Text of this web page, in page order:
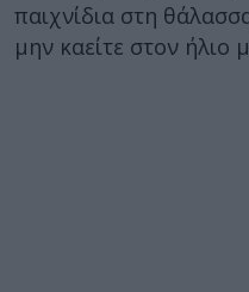
παιχνίδια στη
μην καείτε στον ήλιο